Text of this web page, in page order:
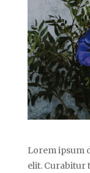
Lorem ipsum
elit. Curabitur